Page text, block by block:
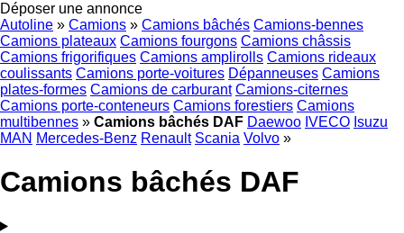
Déposer une annonce
Autoline » Camions » Camions bâchés Camions-bennes
Camions plateaux Camions fourgons Camions châssis
Camions frigorifiques Camions amplirolls Camions rideaux
coulissants Camions porte-voitures Dépanneuses Camions
plates-formes Camions de carburant Camions-citernes
Camions porte-conteneurs Camions forestiers Camions
multibennes » Camions bâchés DAF Daewoo IVECO Isuzu
MAN Mercedes-Benz Renault Scania Volvo »
Camions bâchés DAF